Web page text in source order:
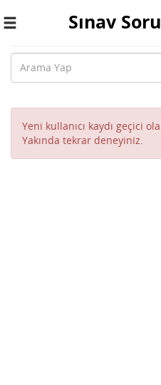
Toggle
Sınav
Yeni kullanıcı kaydı geçici
Yakında tekrar deneyiniz.